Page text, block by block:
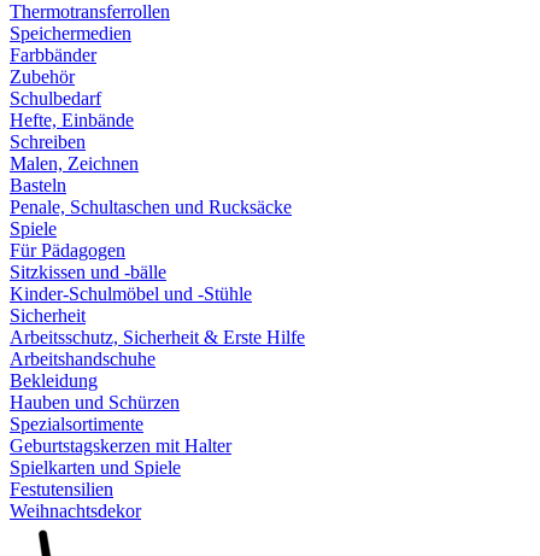
Thermotransferrollen
Speichermedien
Farbbänder
Zubehör
Schulbedarf
Hefte, Einbände
Schreiben
Malen, Zeichnen
Basteln
Penale, Schultaschen und Rucksäcke
Spiele
Für Pädagogen
Sitzkissen und -bälle
Kinder-Schulmöbel und -Stühle
Sicherheit
Arbeitsschutz, Sicherheit & Erste Hilfe
Arbeitshandschuhe
Bekleidung
Hauben und Schürzen
Spezialsortimente
Geburtstagskerzen mit Halter
Spielkarten und Spiele
Festutensilien
Weihnachtsdekor